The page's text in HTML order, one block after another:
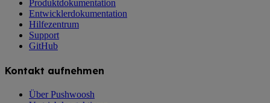
Produktdokumentation
Entwicklerdokumentation
Hilfezentrum
Support
GitHub
Kontakt aufnehmen
Über Pushwoosh